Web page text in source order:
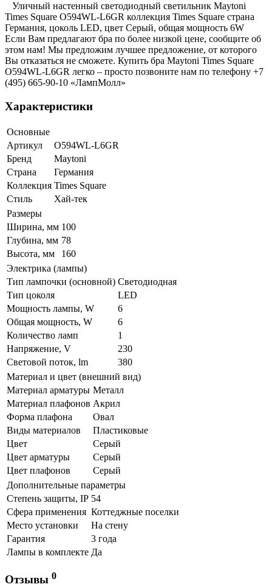
Уличный настенный светодиодный светильник Maytoni
Times Square O594WL-L6GR коллекция Times Square страна
Германия, цоколь LED, цвет Серый, общая мощность 6W
Если Вам предлагают бра по более низкой цене, сообщите об
этом нам! Мы предложим лучшее предложение, от которого
Вы отказаться не сможете. Купить бра Maytoni Times Square
O594WL-L6GR легко – просто позвоните нам по телефону +7
(495) 665-90-10 «ЛампМолл»
Характеристики
Основные
Артикул
O594WL-L6GR
Бренд
Maytoni
Страна
Германия
Коллекция Times Square
Стиль
Хай-тек
Размеры
Ширина, мм 100
Глубина, мм 78
Высота, мм
160
Электрика (лампы)
Тип лампочки (основной) Светодиодная
Тип цоколя
LED
Мощность лампы, W
6
Общая мощность, W
6
Количество ламп
1
Напряжение, V
230
Световой поток, lm
380
Материал и цвет (внешний вид)
Материал арматуры Металл
Материал плафонов Акрил
Форма плафона
Овал
Виды материалов
Пластиковые
Цвет
Серый
Цвет арматуры
Серый
Цвет плафонов
Серый
Дополнительные параметры
Степень защиты, IP 54
Сфера применения Коттеджные поселки
Место установки
На стену
Гарантия
3 года
Лампы в комплекте Да
Отзывы 0